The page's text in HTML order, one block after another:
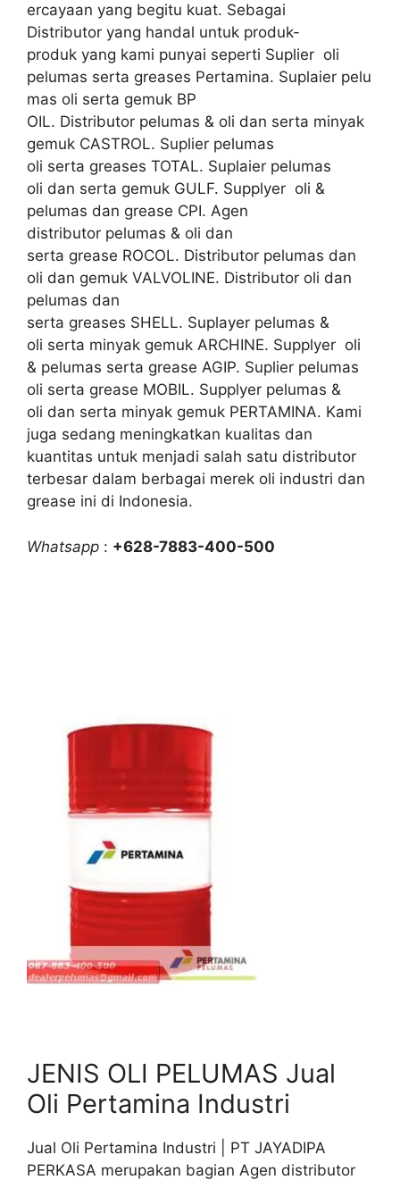
ercayaan yang begitu kuat. Sebagai
Distributor yang handal untuk produk-
produk yang kami punyai seperti Suplier oli
pelumas serta greases Pertamina. Suplaier pelu
mas oli serta gemuk BP
OIL. Distributor pelumas & oli dan serta minyak
gemuk CASTROL. Suplier pelumas
oli serta greases TOTAL. Suplaier pelumas
oli dan serta gemuk GULF. Supplyer oli &
pelumas dan grease CPI. Agen
distributor pelumas & oli dan
serta grease ROCOL. Distributor pelumas dan
oli dan gemuk VALVOLINE. Distributor oli dan
pelumas dan
serta greases SHELL. Suplayer pelumas &
oli serta minyak gemuk ARCHINE. Supplyer oli
& pelumas serta grease AGIP. Suplier pelumas
oli serta grease MOBIL. Supplyer pelumas &
oli dan serta minyak gemuk PERTAMINA. Kami
juga sedang meningkatkan kualitas dan
kuantitas untuk menjadi salah satu distributor
terbesar dalam berbagai merek oli industri dan
grease ini di Indonesia.
Whatsapp : +628-7883-400-500
JENIS OLI PELUMAS Jual
Oli Pertamina Industri
Jual Oli Pertamina Industri | PT JAYADIPA
PERKASA merupakan bagian Agen distributor